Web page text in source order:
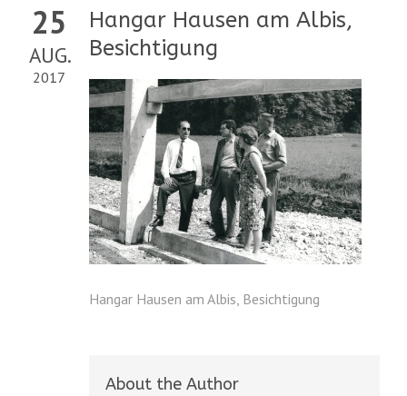
25
AUG.
2017
Hangar Hausen am Albis,
Besichtigung
Hangar Hausen am Albis, Besichtigung
About the Author